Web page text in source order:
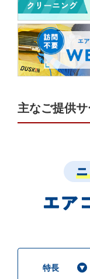
主なご提供サ
特長